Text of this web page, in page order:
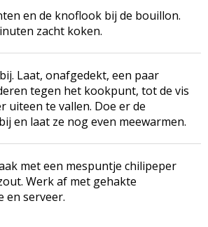
en de knoflook bij de bouillon.
zacht koken.
Laat, onafgedekt, een paar
tegen het kookpunt, tot de vis
uiteen te vallen. Doe er de
en laat ze nog even meewarmen.
met een mespuntje chilipeper
Werk af met gehakte
en serveer.